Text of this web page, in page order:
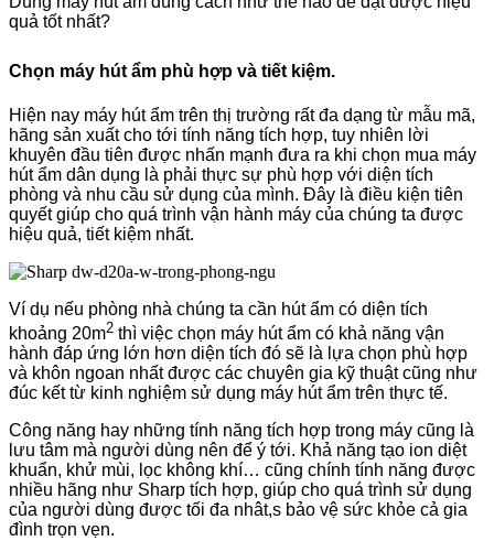
quả tốt nhất?
Chọn máy hút ẩm phù hợp và tiết kiệm.
Hiện nay máy hút ẩm trên thị trường rất đa dạng từ mẫu mã,
hãng sản xuất cho tới tính năng tích hợp, tuy nhiên lời
khuyên đầu tiên được nhấn mạnh đưa ra khi chọn mua máy
hút ẩm dân dụng là phải thực sự phù hợp với diện tích
phòng và nhu cầu sử dụng của mình. Đây là điều kiện tiên
quyết giúp cho quá trình vận hành máy của chúng ta được
hiệu quả, tiết kiệm nhất.
Ví dụ nếu phòng nhà chúng ta cần hút ẩm có diện tích
khoảng 20m2 thì việc chọn máy hút ẩm có khả năng vận
hành đáp ứng lớn hơn diện tích đó sẽ là lựa chọn phù hợp
và khôn ngoan nhất được các chuyên gia kỹ thuật cũng như
đúc kết từ kinh nghiệm sử dụng máy hút ẩm trên thực tế.
Công năng hay những tính năng tích hợp trong máy cũng là
lưu tâm mà người dùng nên để ý tới. Khả năng tạo ion diệt
khuẩn, khử mùi, lọc không khí… cũng chính tính năng được
nhiều hãng như Sharp tích hợp, giúp cho quá trình sử dụng
của người dùng được tối đa nhât,s bảo vệ sức khỏe cả gia
đình trọn vẹn.